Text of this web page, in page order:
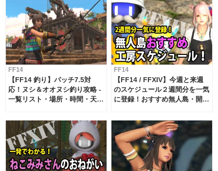
FF14
【FF14 釣り】パッチ7.5対
応！ヌシ＆オオヌシ釣り攻略 -
一覧リスト・場所・時間・天
FF14
【FF14 / FFXIV】今週と来週
のスケジュール２週間分を一気
に登録！おすすめ無人島・開拓
対応 / 毎週更新中】